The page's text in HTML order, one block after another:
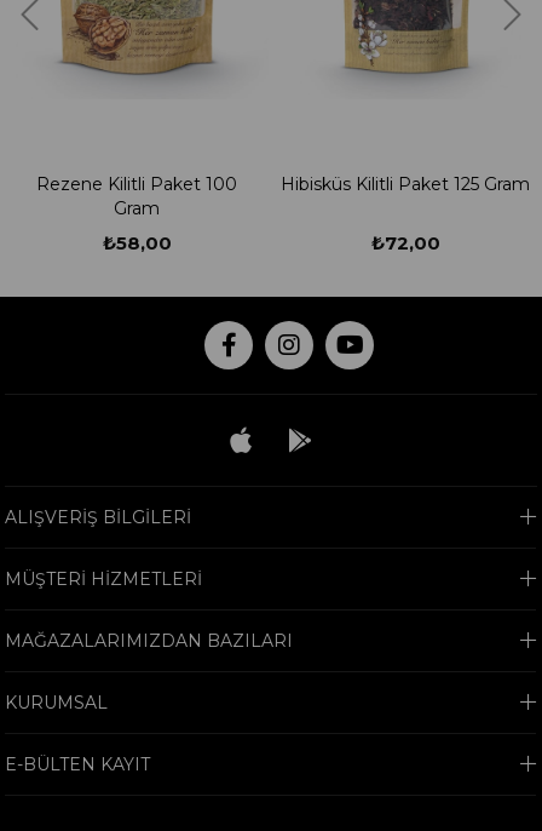
Rezene Kilitli Paket 100
Gram
₺58,00
Hibisküs Kilitli Paket 125 Gram
₺72,00
ALIŞVERİŞ BİLGİLERİ
MÜŞTERİ HİZMETLERİ
MAĞAZALARIMIZDAN BAZILARI
KURUMSAL
E-BÜLTEN KAYIT